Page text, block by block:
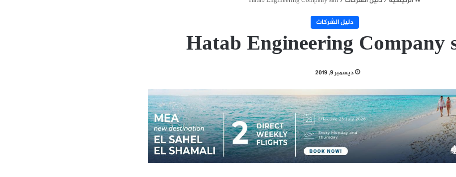
دليل الشركات
Hatab Engineering Company
ديسمبر 9, 2019